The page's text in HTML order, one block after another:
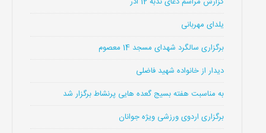
یلدای مهربانی
برگزاری سالگرد شهدای مسجد 14 معصوم
دیدار از خانواده شهید فاضلی
به مناسبت هفته بسیج گعده هایی پرنشاط برگزار شد
برگزاری اردوی ورزشی ویژه جوانان